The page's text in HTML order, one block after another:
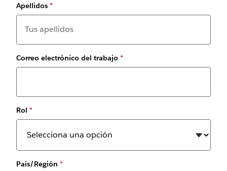
Apellidos *
Correo electrónico del trabajo *
Rol *
País/Región *